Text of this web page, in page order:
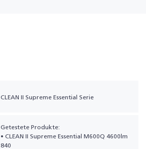
CLEAN II Supreme Essential Serie
Getestete Produkte:
• CLEAN II Supreme Essential M600Q 4600lm
840